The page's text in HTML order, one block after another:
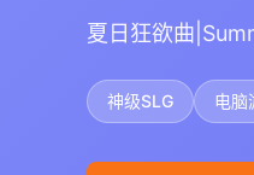
夏日狂欲曲
神级SLG 电脑